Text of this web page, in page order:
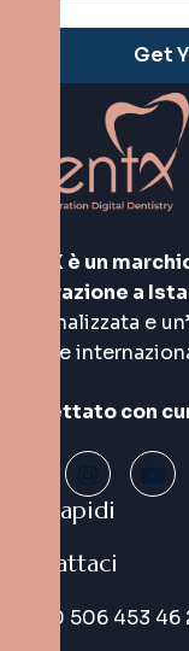
Alternative:
DentX è un
generazione a
personalizzata e
locali e
Progettato con
Link rapidi
Contattaci
+90 506 453 46